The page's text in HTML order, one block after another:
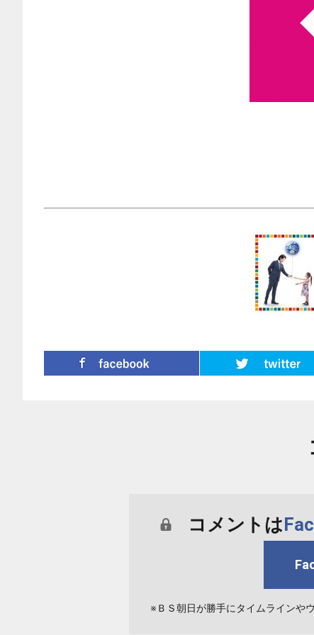
コメントは
※ＢＳ朝日が勝手にタイムラインや